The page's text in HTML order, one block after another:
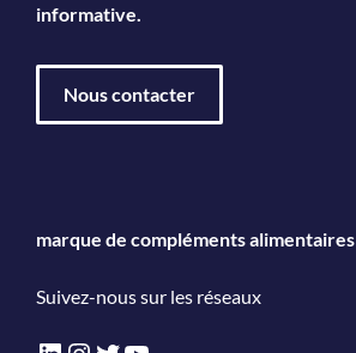
informative.
Nous contacter
marque de compléments alimentaires
Suivez-nous sur les réseaux